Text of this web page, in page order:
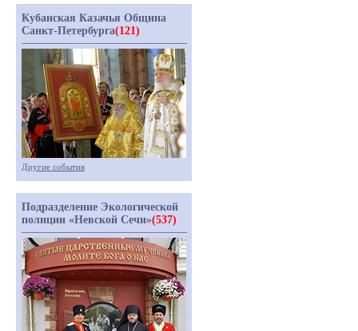
Кубанская Казачья Община
Санкт-Петербурга(121)
Другие события
Подразделение Экологической
полиции «Невской Сечи»(537)